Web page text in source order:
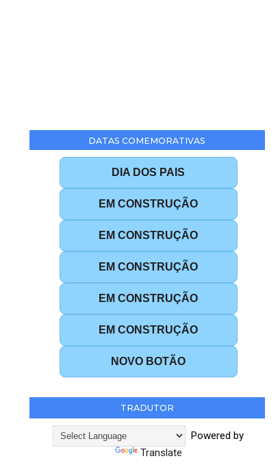
DATAS COMEMORATIVAS
DIA DOS PAIS
EM CONSTRUÇÃO
EM CONSTRUÇÃO
EM CONSTRUÇÃO
EM CONSTRUÇÃO
EM CONSTRUÇÃO
NOVO BOTÃO
TRADUTOR
Powered by
Translate